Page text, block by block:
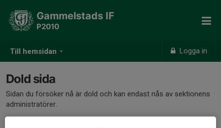
Till hemsidan Logga in
Gammelstads IF
P2010
Dold sida
Sidan du försöker nå är dold och kan endast nås av sektionens
administratörer.